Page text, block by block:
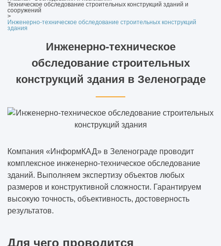
Техническое обследование строительных конструкций зданий и
сооружений
>
Инженерно-техническое обследование строительных конструкций
здания
Инженерно-техническое
обследование строительных
конструкций здания в Зеленограде
Компания «ИнформКАД» в Зеленограде проводит
комплексное инженерно-техническое обследование
зданий. Выполняем экспертизу объектов любых
размеров и конструктивной сложности. Гарантируем
высокую точность, объективность, достоверность
результатов.
Для чего проводится